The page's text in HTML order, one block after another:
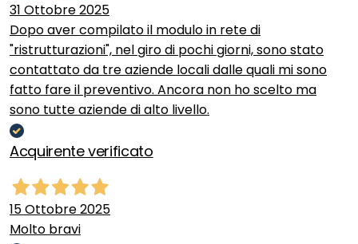
31 Ottobre 2025
Dopo aver compilato il modulo in rete di
"ristrutturazioni", nel giro di pochi giorni, sono stato
contattato da tre aziende locali dalle quali mi sono
fatto fare il preventivo. Ancora non ho scelto ma
sono tutte aziende di alto livello.
Acquirente verificato
15 Ottobre 2025
Molto bravi